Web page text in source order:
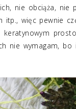
nie obciąża, nie
itp., więc pewnie
nie wymagam, bo